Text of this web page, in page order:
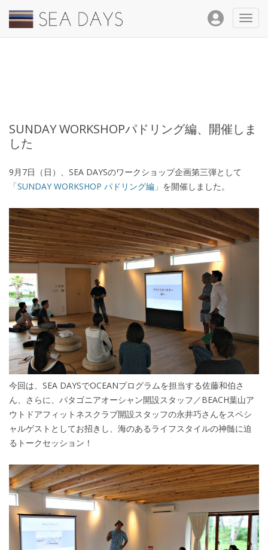
SUNDAY WORKSHOPパドリング編、開催しま
した
9月7日（日）、SEA DAYSのワークショップ企画第三弾として
「SUNDAY WORKSHOP パドリング編」 を開催しました。
今回は、SEA DAYSでOCEANプログラムを担当する佐藤和伯さ
ん、さらに、パタゴニアオーシャン開設スタッフ／BEACH葉山ア
ウトドアフィットネスクラブ開設スタッフの永井巧さんをスペシ
ャルゲストとしてお招きし、海のあるライフスタイルの神髄に迫
るトークセッション！